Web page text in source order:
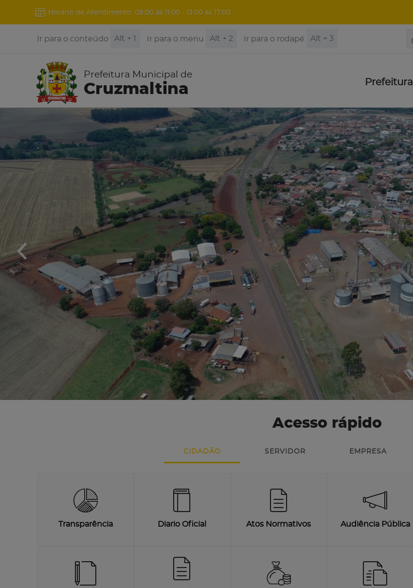
Horário de Atendimento: 08:00 às 11:00 - 13:00 às 17:00
Ir para o conteúdo Alt + 1 Ir para o menu Alt + 2 Ir para o rodapé Alt + 3
Prefeitura Municipal de
Cruzmaltina Prefeitura
Acesso rápido
CIDADÃO SERVIDOR EMPRESA
Transparência Diario Oficial Atos Normativos Audiência Pública